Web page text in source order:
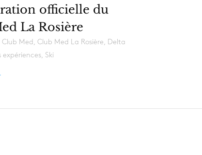
officielle du
La Rosière
|Club Med ,Club Med La Rosière , Delta
expériences, Ski